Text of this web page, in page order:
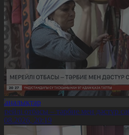
отбасы – тәрбие мен дәстүр
20:19